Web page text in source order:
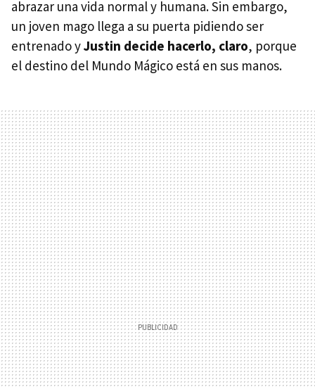
abrazar una vida normal y humana. Sin embargo,
un joven mago llega a su puerta pidiendo ser
entrenado yJustin decide hacerlo, claro, porque
el destino del Mundo Mágico está en sus manos.